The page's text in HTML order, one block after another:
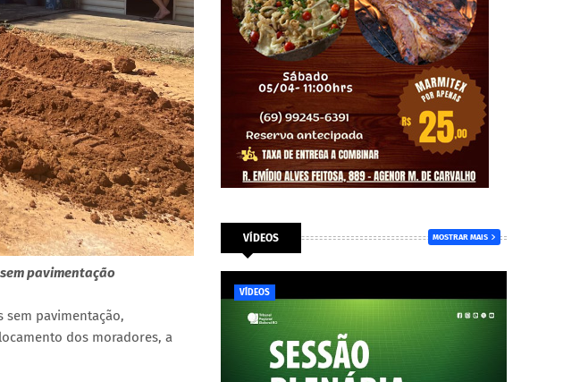
pavimentação
sem pavimentação,
dos moradores, a
VÍDEOS MOSTRAR MAIS
VÍDEOS